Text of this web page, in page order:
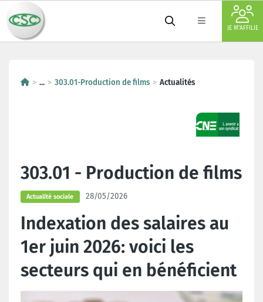
JE M'AFFILIE
... 303.01-Production de films Actualités
303.01 - Production de films
Actualité sociale 28/05/2026
Indexation des salaires au
1er juin 2026: voici les
secteurs qui en bénéficient